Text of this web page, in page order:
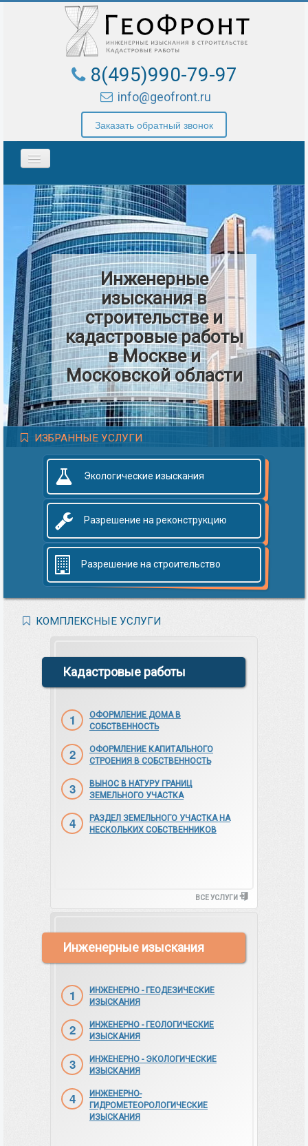
8(495)990-79-97
info@geofront.ru
Заказать обратный звонок
Toggle
ГЛАВНАЯ
УСЛУГИ И ЦЕНЫ
О КОМПАНИИ
КОНТАКТЫ
КАЛЬКУЛЯТОРИнженерные
изыскания в
строительстве и
кадастровые работы
в Москве и
Московской области
ИЗБРАННЫЕ УСЛУГИ
Экологические изыскания
Разрешение на реконструкцию
Разрешение на строительство
КОМПЛЕКСНЫЕ УСЛУГИ
Кадастровые работы
ОФОРМЛЕНИЕ ДОМА В
СОБСТВЕННОСТЬ
ОФОРМЛЕНИЕ КАПИТАЛЬНОГО
СТРОЕНИЯ В СОБСТВЕННОСТЬ
ВЫНОС В НАТУРУ ГРАНИЦ
ЗЕМЕЛЬНОГО УЧАСТКА
РАЗДЕЛ ЗЕМЕЛЬНОГО УЧАСТКА НА
НЕСКОЛЬКИХ СОБСТВЕННИКОВ
ВСЕ УСЛУГИ
Инженерные изыскания
ИНЖЕНЕРНО - ГЕОДЕЗИЧЕСКИЕ
ИЗЫСКАНИЯ
ИНЖЕНЕРНО - ГЕОЛОГИЧЕСКИЕ
ИЗЫСКАНИЯ
ИНЖЕНЕРНО - ЭКОЛОГИЧЕСКИЕ
ИЗЫСКАНИЯ
ИНЖЕНЕРНО-
ГИДРОМЕТЕОРОЛОГИЧЕСКИЕ
ИЗЫСКАНИЯ